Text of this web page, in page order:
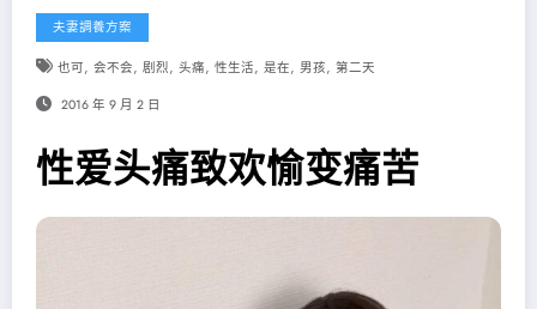
夫妻調養方案
也可, 会不会, 剧烈, 头痛, 性生活, 是在, 男孩, 第二天
2016 年 9 月 2 日
性爱头痛致欢愉变痛苦